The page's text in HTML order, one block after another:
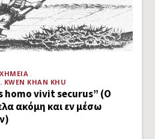
KHAN KHU
homo vivit securus” (Ο
ακόμη και εν μέσω